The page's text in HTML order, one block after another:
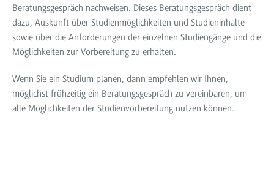
Beratungsgespräch nachweisen. Dieses Beratungsgespräch dient
dazu, Auskunft über Studienmöglichkeiten und Studieninhalte
sowie über die Anforderungen der einzelnen Studiengänge und die
Möglichkeiten zur Vorbereitung zu erhalten.
Wenn Sie ein Studium planen, dann empfehlen wir Ihnen,
möglichst frühzeitig ein Beratungsgespräch zu vereinbaren, um
alle Möglichkeiten der Studienvorbereitung nutzen können.